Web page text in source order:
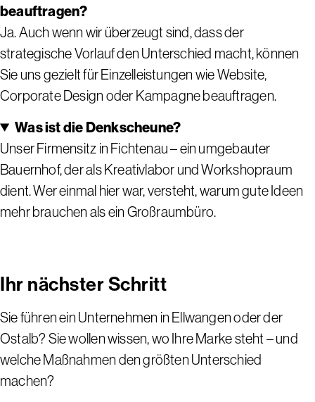
beauftragen?
Ja. Auch wenn wir überzeugt sind, dass der
strategische Vorlauf den Unterschied macht, können
Sie uns gezielt für Einzelleistungen wie Website,
Corporate Design oder Kampagne beauftragen.
Was ist die Denkscheune?
Unser Firmensitz in Fichtenau – ein umgebauter
Bauernhof, der als Kreativlabor und Workshopraum
dient. Wer einmal hier war, versteht, warum gute Ideen
mehr brauchen als ein Großraumbüro.
Ihr nächster Schritt
Sie führen ein Unternehmen in Ellwangen oder der
Ostalb? Sie wollen wissen, wo Ihre Marke steht – und
welche Maßnahmen den größten Unterschied
machen?